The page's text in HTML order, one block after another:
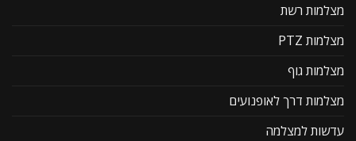
מצלמות רשת
מצלמות PTZ
מצלמות גוף
מצלמות דרך לאופנועים
עדשות למצלמה